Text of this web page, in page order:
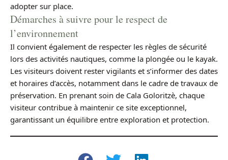
adopter sur place.
Démarches à suivre pour le respect de
l’environnement
Il convient également de respecter les règles de sécurité
lors des activités nautiques, comme la plongée ou le kayak.
Les visiteurs doivent rester vigilants et s’informer des dates
et horaires d’accès, notamment dans le cadre de travaux de
préservation. En prenant soin de Cala Goloritzè, chaque
visiteur contribue à maintenir ce site exceptionnel,
garantissant un équilibre entre exploration et protection.